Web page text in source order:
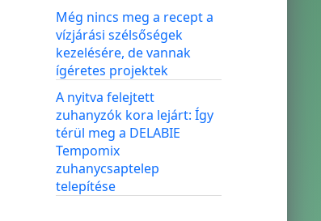
Még nincs meg a recept a
vízjárási szélsőségek
kezelésére, de vannak
ígéretes projektek
A nyitva felejtett
zuhanyzók kora lejárt: Így
térül meg a DELABIE
Tempomix
zuhanycsaptelep
telepítése